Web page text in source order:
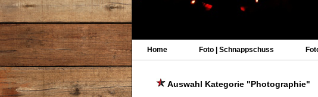
Home Foto | Schnappschuss
Auswahl Kategorie "Photographie"